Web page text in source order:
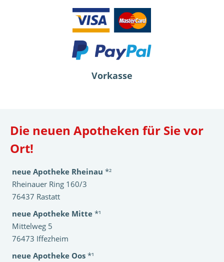
Vorkasse
Die neuen Apotheken für Sie vor
Ort!
neue Apotheke Rheinau *²
Rheinauer Ring 160/3
76437 Rastatt
neue Apotheke Mitte *¹
Mittelweg 5
76473 Iffezheim
neue Apotheke Oos *¹